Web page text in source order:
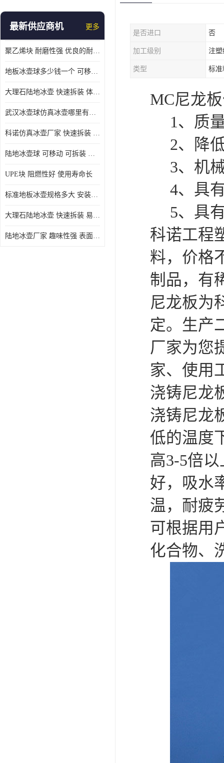
旱地冰壶
MGA滑板滑块
MGE滑板滑块
最新供应商机 更多
聚乙烯块 耐磨性强 优良的耐低温
地板冰壶球多少钱一个 可移动 可拆装 滑行阻力小
大理石陆地冰壶 快速拆装 体积小 重量轻
武汉冰壶球仿真冰壶哪里有卖 趣味性强 体积小 重量轻
科诺仿真冰壶厂家 快速拆装 不受季节影响
陆地冰壶球 可移动 可拆装 表面具有自润滑功能
UPE块 阻燃性好 使用寿命长
标准地板冰壶规格多大 安装简单 方便携带和存储
大理石陆地冰壶 快速拆装 易于学习和掌握
陆地冰壶厂家 趣味性强 表面具有自润滑功能
是否进口 否
加工级别 注塑
类型 标准
MC尼龙
1、质
2、降
3、机
4、具有
5、具有
科诺工程
料，价格
制品，有
尼龙板为
定。生产
厂家为您
家、使用
浇铸尼龙
浇铸尼龙
低的温度
高3-5倍
好，吸水
温，耐疲
可根据用
化合物、